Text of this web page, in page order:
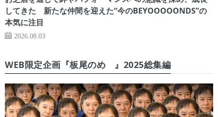
してきた 新たな仲間を迎えた“今のBEYOOOOONDS”の
本気に注目
2026.08.03
WEB限定企画『板尾のめ゙』2025総集編